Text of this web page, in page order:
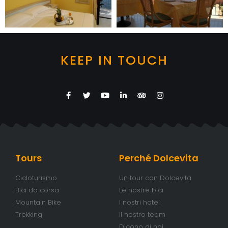
KEEP IN TOUCH
Tours
Cicloturismo
Bici da corsa
Mountain Bike
Trekking
Perché Dolcevita
Un tour con Dolcevita
Le nostre bici
I nostri hotel
Il nostro team